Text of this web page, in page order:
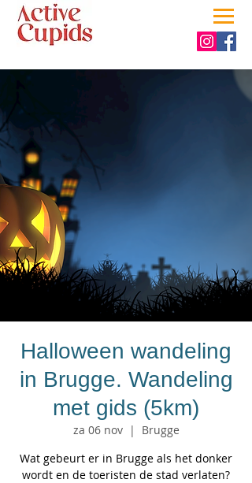
Halloween wandeling
in Brugge. Wandeling
met gids (5km)
za 06 nov
  |
Brugge
Wat gebeurt er in Brugge als het donker
wordt en de toeristen de stad verlaten?